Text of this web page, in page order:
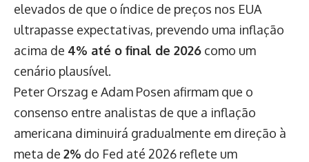
elevados de que o índice de preços nos EUA
ultrapasse expectativas, prevendo uma inflação
acima de 4% até o final de 2026 como um
cenário plausível.
Peter Orszag e Adam Posen afirmam que o
consenso entre analistas de que a inflação
americana diminuirá gradualmente em direção à
meta de 2% do Fed até 2026 reflete um